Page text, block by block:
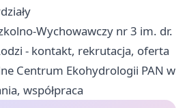
Wychowawczy nr 3 im. dr.
- kontakt, rekrutacja, oferta
Centrum Ekohydrologii PAN w
współpraca